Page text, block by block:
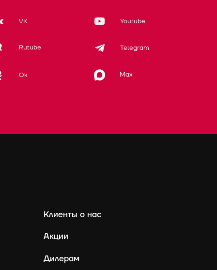
VK Youtube
Rutube Telegram
Ok Max
Клиенты о нас
Акции
Дилерам